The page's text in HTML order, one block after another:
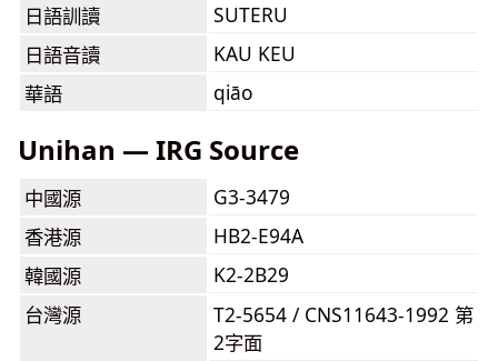
日語訓讀
SUTERU
日語音讀
KAU KEU
華語
qiāo
Unihan — IRG Source
中國源
G3-3479
香港源
HB2-E94A
韓國源
K2-2B29
台灣源
T2-5654 / CNS11643-1992 第
2字面